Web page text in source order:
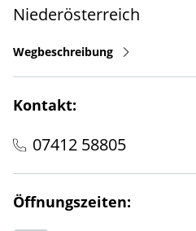
Niederösterreich
Wegbeschreibung
Kontakt:
07412 58805
Öffnungszeiten: